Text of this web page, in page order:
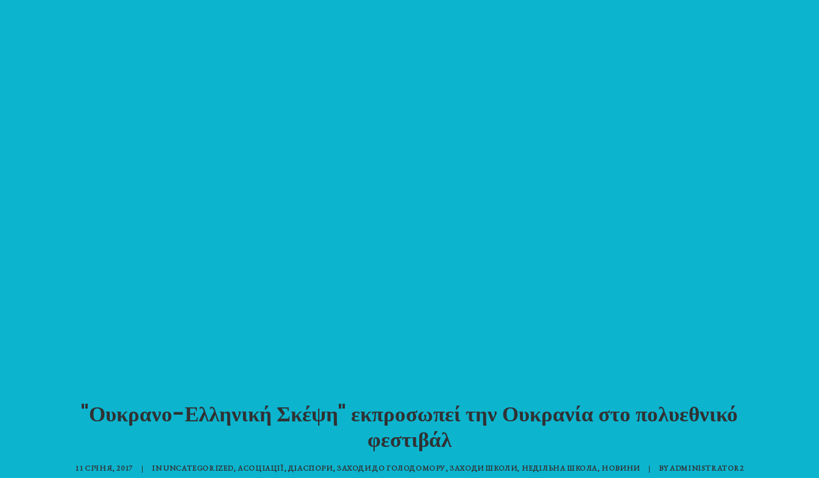
"Ουκρανο-Ελληνική Σκέψη" εκπροσωπεί την Ουκρανία στο πολυεθνικό
φεστιβάλ
11 СІЧНЯ, 2017 | INUNCATEGORIZED,АСОЦІАЦІЇ,ДІАСПОРИ,ЗАХОДИ ДО ГОЛОДОМОРУ,ЗАХОДИ ШКОЛИ, НЕДІЛЬНА ШКОЛА, НОВИНИ | BYADMINISTRATOR2